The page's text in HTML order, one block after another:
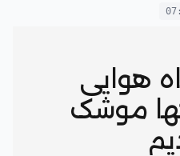
هوایی
موشک